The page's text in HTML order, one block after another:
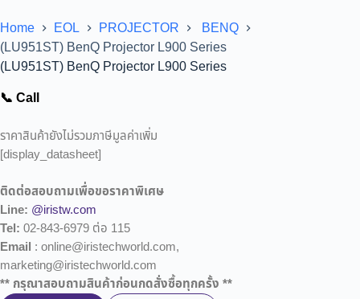
Home EOL PROJECTOR
BENQ
(LU951ST) BenQ Projector L900 Series
(LU951ST) BenQ Projector L900 Series
📞 Call
ราคาสินค้ายังไม่รวมภาษีมูลค่าเพิ่ม
[display_datasheet]
ติดต่อสอบถามเพื่อขอราคาพิเศษ
Line: @iristw.com
Tel: 02-843-6979 ต่อ 115
Email : online@iristechworld.com,
marketing@iristechworld.com
** กรุณาสอบถามสินค้าก่อนกดสั่งซื้อทุกครั้ง **